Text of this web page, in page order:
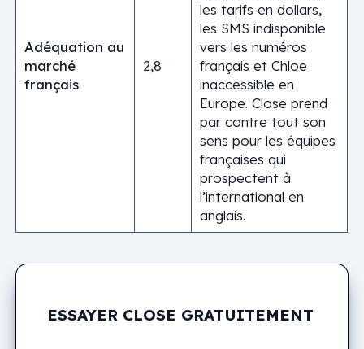
Adéquation au
marché
français
2,8
les tarifs en dollars,
les SMS indisponible
vers les numéros
français et Chloe
inaccessible en
Europe. Close prend
par contre tout son
sens pour les équipes
françaises qui
prospectent à
l’international en
anglais.
ESSAYER CLOSE GRATUITEMENT